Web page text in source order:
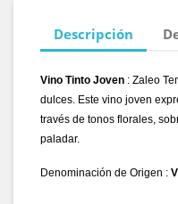
Descripción
Vino Tinto Joven : Zaleo
dulces. Este vino joven
través de tonos florales,
paladar.
Denominación de Origen :